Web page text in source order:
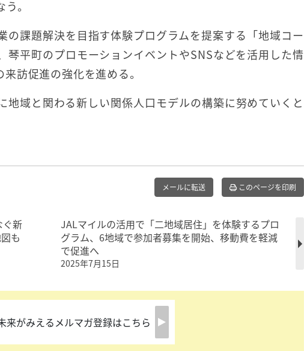
。
の課題解決を目指す体験プログラムを提案する「地域コー
琴平町のプロモーションイベントやSNSなどを活用した情
訪促進の強化を進める。
域と関わる新しい関係人口モデルの構築に努めていくと
メールに転送 このページを印刷
ぐ新
も
JALマイルの活用で「二地域居住」を体験するプロ
グラム、6地域で参加者募集を開始、移動費を軽減
で促進へ
2025年7月15日
来がみえるメルマガ登録はこちら